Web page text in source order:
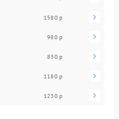
1580 р
980 р
830 р
1180 р
1230 р